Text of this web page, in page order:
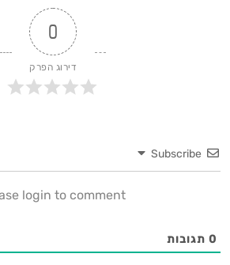
0
דירוג הפרק
Subscribe
login to comment
0 תגובות